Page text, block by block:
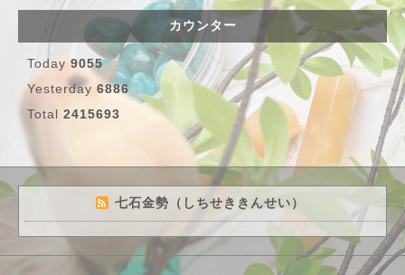
カウンター
Today 9055
Yesterday 6886
Total 2415693
七石金勢（しちせききんせい）